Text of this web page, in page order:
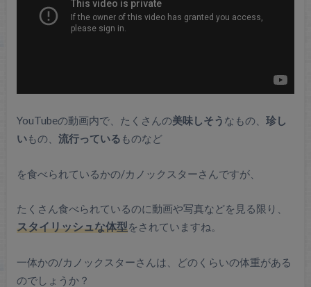
YouTubeの動画内で、たくさんの美味しそう なもの、 珍し
いもの、 流行っている ものなど
を食べられているかの/カノックスターさんですが、
たくさん食べられているのに動画や写真などを見る限り、
スタイリッシュな体型をされていますね。
一体かの/カノックスターさんは、どのくらいの体重がある
のでしょうか？